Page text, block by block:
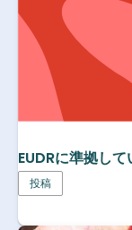
EUDRに準拠し
投稿